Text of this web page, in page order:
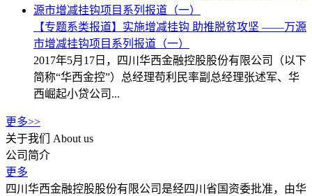
【专题系类报道】实施增减挂钩 助推脱贫攻坚 ——万源
市增减挂钩项目系列报道（一）
2017年5月17日，四川华西金融控股股份有限公司（以下
简称“华西金控”）总经理苟利民率副总经理张述军、华
西崛起小贷公司...
更多>>
关于我们
About us
公司简介
更多
四川华西金融控股股份有限公司是经四川省国资委批准，由华